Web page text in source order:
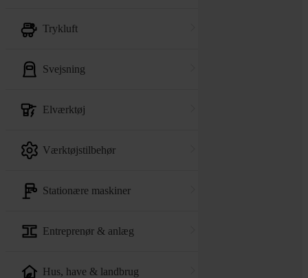
trykluft
svejsning
elværktøj
værktøjstilbehør
stationære maskiner
entreprenør & anlæg
hus, have & landbrug